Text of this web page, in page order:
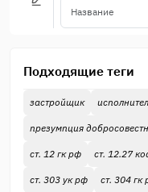
Подходящие теги
застройщик
презумпция
ст. 12 гк рф ст. 12.27
ст. 303 ук рф ст. 304 гк